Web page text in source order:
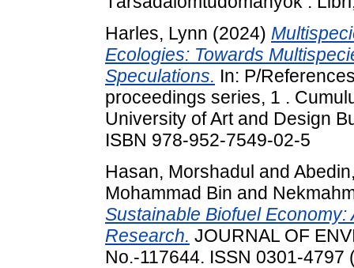
Harles, Lynn (2024)
Ecologies: Towards
Speculations. In: P/
proceedings series, 1 .
University of Art and Design
ISBN 978-952-7549-02-5
Hasan, Morshadul and
Mohammad Bin and
Sustainable Biofuel
Research. JOURNAL OF
No.-117644. ISSN 0301-